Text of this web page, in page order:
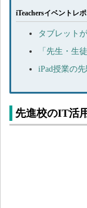
iTeachersイベントレ
タブレット
「先生・生
iPad授業の
先進校のIT活